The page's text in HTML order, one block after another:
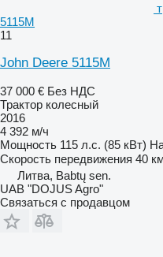
5115M
11
John Deere 5115M
37 000 € Без НДС
Трактор колесный
2016
4 392 м/ч
Мощность 115 л.с. (85 кВт)
Скорость передвижения 40
Литва, Babtų sen.
UAB "DOJUS Agro"
Связаться с продавцом